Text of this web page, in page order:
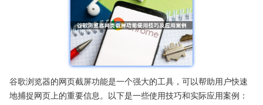
谷歌浏览器的网页截屏功能是一个强大的工具，可以帮助用户快速
地捕捉网页上的重要信息。以下是一些使用技巧和实际应用案例：